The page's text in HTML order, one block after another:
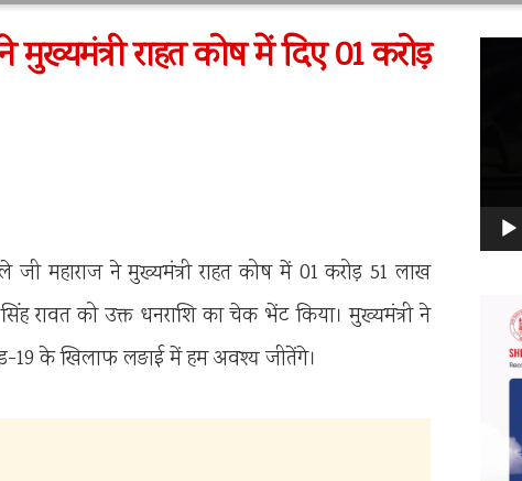
राहत कोष में दिए 01 करोड़
जी महाराज ने मुख्यमंत्री राहत कोष में 01 करोड़ 51 लाख
रावत को उक्त धनराशि का चेक भेंट किया। मुख्यमंत्री ने
19 के खिलाफ लङाई में हम अवश्य जीतेंगे।